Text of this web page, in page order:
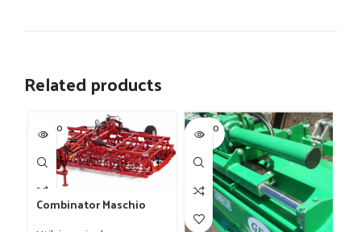
Related products
SOLD O
UT
Combinator Maschio
SOLD O
UT